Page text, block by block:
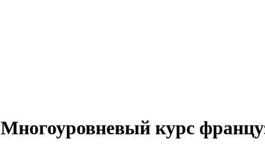
Многоуровневый курс